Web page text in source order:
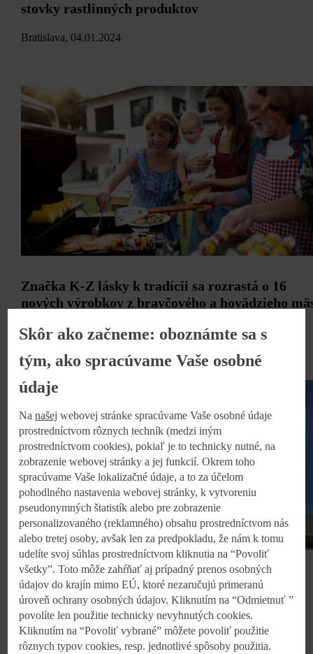
stovky rastlinných produktov
Bratislava, 04.01.2024
Značka K-Z lásky k tradícii sa rozrastá o 16
nových výrobkov z bravčového a hovädzieho
Bratislava, 16.08.2023
Kaufland znovu boduje vo Voľbe spotrebiteľov
Bratislava, 19.05.2023
Skôr ako začneme: oboznámte sa s
tým, ako spracúvame Vaše osobné
údaje
Na našej webovej stránke spracúvame Vaše osobné údaje
prostredníctvom rôznych techník (medzi iným
prostredníctvom cookies), pokiaľ je to technicky nutné, na
zobrazenie webovej stránky a jej funkcií. Okrem toho
spracúvame Vaše lokalizačné údaje, a to za účelom
pohodlného nastavenia webovej stránky, k vytvoreniu
pseudonymných štatistík alebo pre zobrazenie
personalizovaného (reklamného) obsahu prostredníctvom nás
alebo tretej osoby, avšak len za predpokladu, že nám k tomu
udelíte svoj súhlas prostredníctvom kliknutia na “Povoliť
všetky”. Toto môže zahŕňať aj prípadný prenos osobných
údajov do krajín mimo EÚ, ktoré nezaručujú primeranú
úroveň ochrany osobných údajov. Kliknutím na “Odmietnuť ”
povolíte len použitie technicky nevyhnutých cookies.
Kliknutím na “Povoliť vybrané” môžete povoliť použitie
rôznych typov cookies, resp. jednotlivé spôsoby použitia.